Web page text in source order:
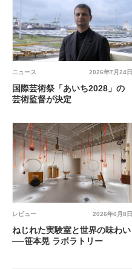
2026年7月24日
ニュース
国際芸術祭「あいち2028」の
芸術監督が決定
2026年6月8日
レビュー
ねじれた実験室と世界の味わい
──笹本晃 ラボラトリー